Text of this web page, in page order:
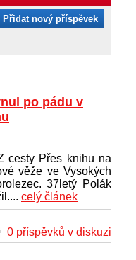
Přidat nový příspěvek
po pádu v
cesty Přes knihu na
věže ve Vysokých
37letý Polák
celý článek
0 příspěvků v diskuzi